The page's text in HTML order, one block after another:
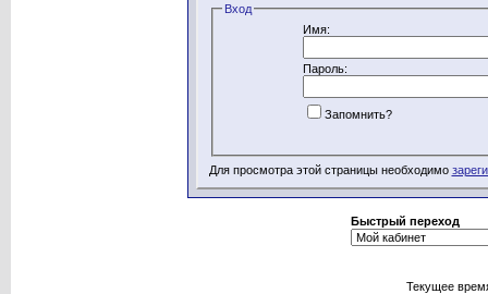
Вход
Имя:
Пароль:
Запомнить?
Для просмотра этой страницы необходимо
Быстрый переход
Текущее